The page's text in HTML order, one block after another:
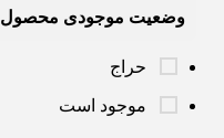
وضعیت موجودی محصول
حراج
موجود است